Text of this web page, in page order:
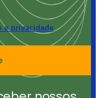
e privacidade